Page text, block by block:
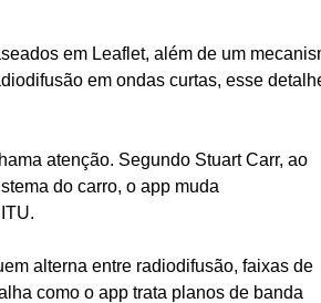
em Leaflet, além de um
em ondas curtas, esse
atenção. Segundo Stuart Carr, ao
do carro, o app muda
alterna entre radiodifusão, faixas de
como o app trata planos de banda